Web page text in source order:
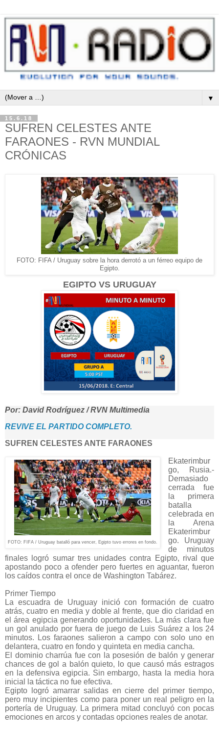
▼
15.6.18
SUFREN CELESTES ANTE
FARAONES - RVN MUNDIAL
CRÓNICAS
FOTO: FIFA / Uruguay sobre la hora derrotó a un férreo equipo de
Egipto.
EGIPTO VS URUGUAY
Por: David Rodríguez / RVN Multimedia
REVIVE EL PARTIDO COMPLETO.
SUFREN CELESTES ANTE FARAONES
FOTO: FIFA / Uruguay batalló para vencer, Egipto tuvo errores en fondo.
Ekaterimbur
go, Rusia.-
Demasiado
cerrada fue
la primera
batalla
celebrada en
la Arena
Ekaterimbur
go. Uruguay
de minutos
finales logró sumar tres unidades contra Egipto, rival que
apostando poco a ofender pero fuertes en aguantar, fueron
los caídos contra el once de Washington Tabárez.
Primer Tiempo
La escuadra de Uruguay inició con formación de cuatro
atrás, cuatro en media y doble al frente, que dio claridad en
el área egipcia generando oportunidades. La más clara fue
un gol anulado por fuera de juego de Luis Suárez a los 24
minutos. Los faraones salieron a campo con solo uno en
delantera, cuatro en fondo y quinteta en media cancha.
El dominio charrúa fue con la posesión de balón y generar
chances de gol a balón quieto, lo que causó más estragos
en la defensiva egipcia. Sin embargo, hasta la media hora
inicial la táctica no fue efectiva.
Egipto logró amarrar salidas en cierre del primer tiempo,
pero muy incipientes como para poner un real peligro en la
portería de Uruguay. La primera mitad concluyó con pocas
emociones en arcos y contadas opciones reales de anotar.